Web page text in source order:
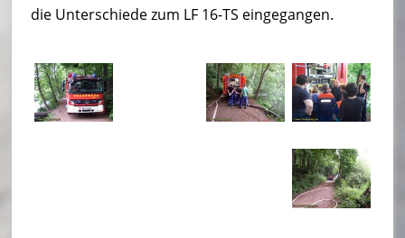
h
r
B
o
die Unterschiede zum LF 16-TS eingegangen.